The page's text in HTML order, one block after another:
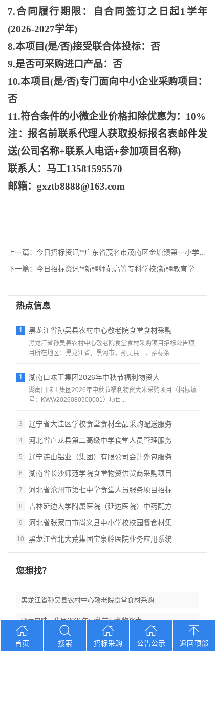
7.合同履行期限：自合同签订之日起1学年
(2026-2027学年)
8.本项目(是/否)接受联合体投标：否
9.是否可采购进口产品：否
10.本项目(是/否)专门面向中小企业采购项目：
否
11.符合条件的小微企业价格扣除优惠为：10%
注：报名前联系代理人获取投标报名表邮件发
送(公司名称+联系人电话+参加项目名称)
联系人：马工13581595570
邮箱： gxztb8888@163.com
上一篇： 今日招标资讯**广东省茂名市茂南区金塘镇第一小学食堂食材配送
下一篇： 今日招标资讯**新疆师范高等专科学校(新疆教育学院)实验小学
热点信息
1 黑龙江省孙吴县农村中心敬老院食堂食材采购
黑龙江省孙吴县农村中心敬老院食堂食材采购项目招标公告项
目所在地区：黑龙江省，黑河市，孙吴县一、招标条...
1 湖南口味王集团2026年中秋节福利物资大
湖南口味王集团2026年中秋节福利物资大米采购项目（招标编
号：KWW2026080500001）项目...
3 辽宁省大洼区学校食堂食材全品采购配送服务
4 河北省卢龙县第二高级中学食堂人员管理服务
5 辽宁连山铝业（集团）有限公司会计外包服务
6 湖南省长沙师范学院食堂物资供货商采购项目
7 河北省沧州市第七中学食堂人员服务项目招标
8 吉林延边大学附属医院（延边医院）中药配方
9 河北省张家口市尚义县中小学校校园餐食材集
10 黑龙江省北大荒集团宝泉岭医院业务应用系统
您想找？
黑龙江省孙吴县农村中心敬老院食堂食材采购
湖南口味王集团2026年中秋节福利物资大
辽宁省大洼区学校食堂食材全品采购配送服务
首页 搜索 招标采购 公告公示 返回顶部